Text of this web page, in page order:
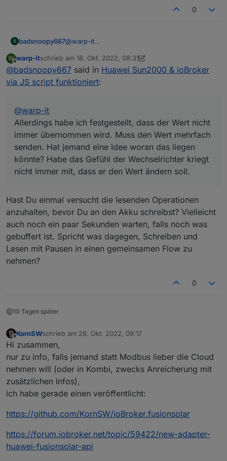
nicht immer übernommen wird. Muss den Wert
den Wert ändern soll.
0
B badsnoopy667@warp-it
zugeben, ich kann es Dir gar nicht sagen. Die IP
die bei mir eingetragen ist, entspricht gar nicht
meinem IP-Range. Ich vermute, die IP wird in
Funktioniert auch mit dieser komischen IP.
Allerdings habe ich festgestellt, dass der Wert
nicht immer übernommen wird. Muss den Wert
mehrfach senden. Hat jemand eine Idee woran
das liegen könnte? Habe das Gefühl der
Wechselrichter kriegt nicht immer mit, dass er
den Wert ändern soll.
W
Offline
warp-itschrieb am 18. Okt. 2022, 08:31
zuletzt editiert von warp-it
@badsnoopy667 said in Huawei Sun2000 & ioBroker
via JS script funktioniert:
@warp-it
Allerdings habe ich festgestellt, dass der Wert nicht
immer übernommen wird. Muss den Wert mehrfach
senden. Hat jemand eine Idee woran das liegen
könnte? Habe das Gefühl der Wechselrichter kriegt
nicht immer mit, dass er den Wert ändern soll.
Hast Du einmal versucht die lesenden Operationen
anzuhalten, bevor Du an den Akku schreibst? Vielleicht
auch noch ein paar Sekunden warten, falls noch was
gebuffert ist. Spricht was dagegen, Schreiben und
Lesen mit Pausen in einen gemeinsamen Flow zu
nehmen?
0
10 Tagen später
KornSWschrieb am 28. Okt. 2022, 09:17
zuletzt editiert von
Hi zusammen,
nur zu info, falls jemand statt Modbus lieber die Cloud
nehmen will (oder in Kombi, zwecks Anreicherung mit
zusätzlichen Infos),
ich habe gerade einen veröffentlicht:
https://github.com/KornSW/ioBroker.fusionsolar
https://forum.iobroker.net/topic/59422/new-adapter-
huawei-fusionsolar-api